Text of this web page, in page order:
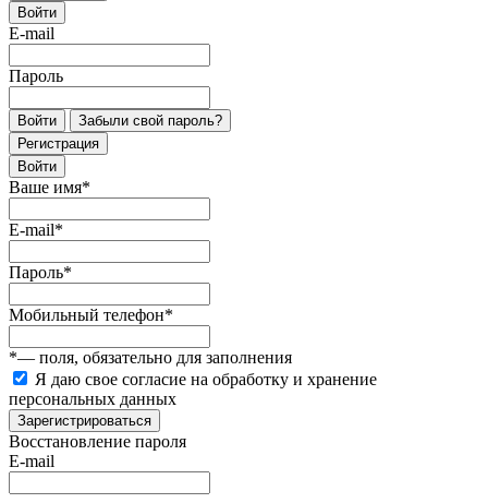
Войти
E-mail
Пароль
Войти
Забыли свой пароль?
Регистрация
Войти
Ваше имя*
E-mail*
Пароль*
Мобильный телефон*
*— поля, обязательно для заполнения
Я даю свое согласие на обработку и хранение
персональных данных
Зарегистрироваться
Восстановление пароля
E-mail